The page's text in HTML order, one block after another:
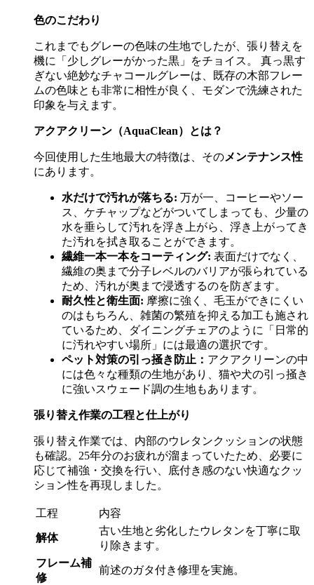
色のこだわり
これまでもグレーの色味の生地でしたが、張り替えを
機に「少しグレーがかった黒」をチョイス。 真っ黒す
ぎない絶妙なチャコールグレーは、既存の木部フレー
ムの色味とも非常に相性が良く、モダンで洗練された
印象を与えます。
アクアクリーン（AquaClean）とは？
今回使用した生地最大の特徴は、そのメンテナンス性
にあります。
水だけで汚れが落ちる: 万が一、コーヒーやソー
ス、ケチャップなどがついてしまっても、少量の
水を垂らして汚れを浮き上がら、浮き上がってき
た汚れを拭き取ることができます。
繊維一本一本をコーティング: 表面だけでなく、
繊維の奥まで分子レベルのバリアが張られている
ため、汚れが奥まで浸透するのを防ぎます。
耐久性と衛生面: 摩擦に強く、毛玉ができにくい
のはもちろん、雑菌の繁殖を抑える加工も施され
ているため、ダイニングチェアのように「日常的
に汚れやすい場所」には最適の選択です。
ペット対策の引っ掻き防止： アクアクリーンの中
には色々な種類の生地があり、猫や犬の引っ掻き
に強いスウェード調の生地もあります。
張り替え作業の工程と仕上がり
張り替え作業では、内部のウレタンクッションの状態
も確認。 25年分のお疲れが溜まっていたため、必要に
応じて補強・交換を行い、底付き感のない快適なクッ
ション性を再現しました。
工程 内容
解体
古い生地と劣化したウレタンを丁寧に取
り除きます。
フレーム補
修
前述のガタ付き修理を実施。